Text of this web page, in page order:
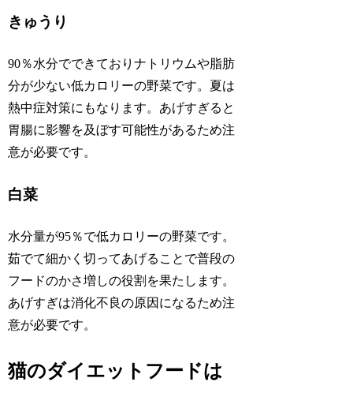
きゅうり
90％水分でできておりナトリウムや脂肪
分が少ない低カロリーの野菜です。夏は
熱中症対策にもなります。あげすぎると
胃腸に影響を及ぼす可能性があるため注
意が必要です。
白菜
水分量が95％で低カロリーの野菜です。
茹でて細かく切ってあげることで普段の
フードのかさ増しの役割を果たします。
あげすぎは消化不良の原因になるため注
意が必要です。
猫のダイエットフードは